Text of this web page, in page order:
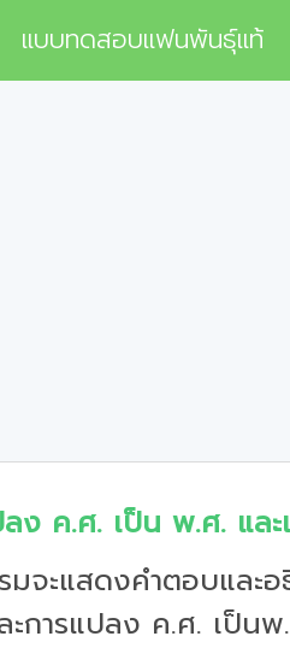
แบบทดสอบแฟนพันธุ์แท้
ง ค.ศ. เป็น พ.ศ. แล
มจะแสดงคำตอบและ
ะการแปลง ค.ศ. เป็นพ